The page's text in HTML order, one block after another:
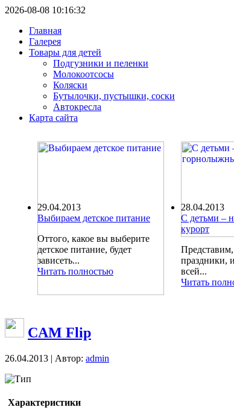
2026-08-08 10:16:32
Главная
Галерея
Товары для детей
Подгузники и пеленки
Молокоотсосы
Коляски
Бутылочки, пустышки, соски
Автокресла
Карта сайта
29.04.2013
Выбираем детское питание
Оттого, какое вы выберите
детское питание, будет
зависеть...
Читать полностью
28.04.2013
С детьми –
курорт
праздники,
всей...
Читать
CAM Flip
26.04.2013 | Автор: admin
Тип
Характеристики